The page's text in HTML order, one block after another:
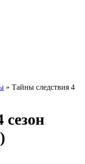
» Тайны следствия 4